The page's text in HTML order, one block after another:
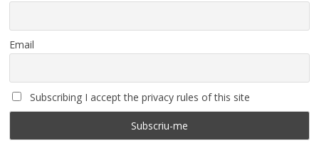
Email
Subscribing I accept the privacy rules of this site